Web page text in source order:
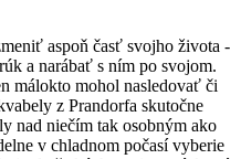
aspoň časť svojho života -
a narábať s ním po svojom.
málokto mohol nasledovať či
z Prandorfa skutočne
nad niečím tak osobným ako
v chladnom počasí vyberie